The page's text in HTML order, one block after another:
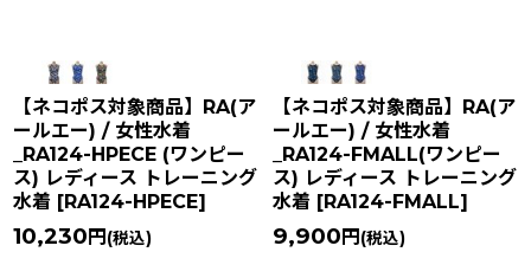
【ネコポス対象商品】RA(ア
ールエー) / 女性水着
_RA124-HPECE (ワンピー
ス) レディース トレーニング
水着 [RA124-HPECE]
10,230 円 (税込)
【ネコポス対象商品】RA(ア
ールエー) / 女性水着
_RA124-FMALL(ワンピー
ス) レディース トレーニング
水着 [RA124-FMALL]
9,900 円 (税込)